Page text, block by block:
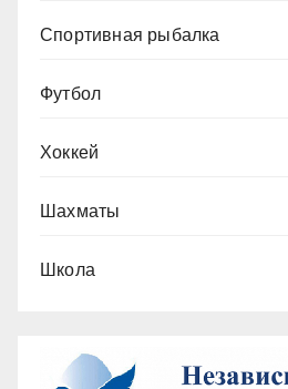
Спортивная рыбалка
Футбол
Хоккей
Шахматы
Школа